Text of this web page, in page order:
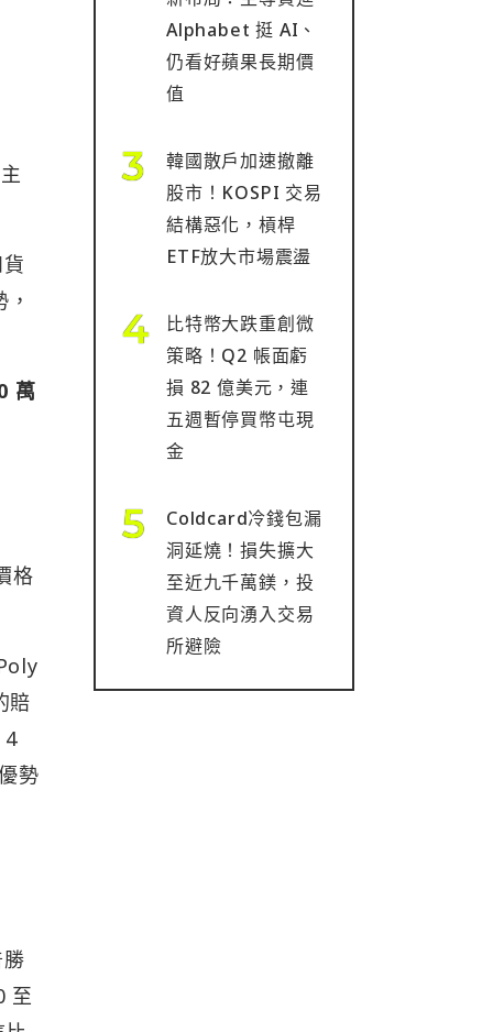
萬
格
賠
4
勢
至
Alphabet 挺 AI、
仍看好蘋果長期價
值
韓國散戶加速撤離
股市！KOSPI 交易
結構惡化，槓桿
ETF放大市場震盪
比特幣大跌重創微
策略！Q2 帳面虧
損 82 億美元，連
五週暫停買幣屯現
金
Coldcard冷錢包漏
洞延燒！損失擴大
至近九千萬鎂，投
資人反向湧入交易
所避險